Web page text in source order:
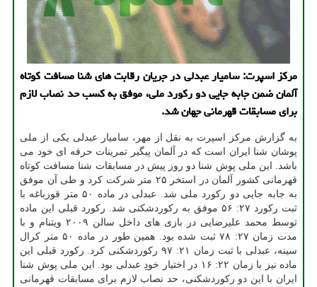
مرکز اسپرت: سامیار عبدلی در جریان رقابت های شنا مسافت کوتاه
آلمان ضمن جابه جایی دو رکورد ملی، موفق به کسب حد نصاب لازم
برای مسابقات قهرمانی جهان شد.
به گزارش مرکز اسپرت به نقل از مهر، سامیار عبدلی یکی از ملی
پوشان شنا ایران است که در آلمان پیگیر تمرینات حرفه ای خود می
باشد. این ملی پوش شنا دو روز پیش در مسابقات شنا مسافت کوتاه
قهرمانی کشور آلمان در استخر ۲۵ متر شرکت کرد و طی آن موفق
به جابه جایی دو رکورد ملی شد. عبدلی در ماده ۵۰ متر قورباغه با
ثبت رکورد ۲۷: ۵۶ موفق به رکوردشکنی شد. رکورد قبلی این ماده
توسط محمد علیرضایی در بازی های داخل سالن ۲۰۰۹ ویتنام و با
مدت زمان ۲۷: ۷۸ ثبت شده بود. همین طور در ماده ۵۰ متر کرال
سینه، عبدلی با ثبت زمان ۲۱: ۹۷ رکوردشکنی کرد. رکورد قبلی این
ماده نیز با زمان ۲۲: ۱۶ در اختیار خودِ عبدلی بود. این ملی پوش شنا
ایران با این دو رکوردشکنی، حد نصاب لازم برای مسابقات قهرمانی